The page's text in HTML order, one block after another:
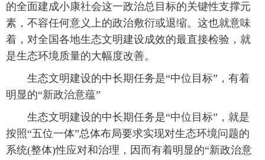
的全面建成小康社会这一政治总目标的关键性支撑元
素，不容任何意义上的政治敷衍或退缩。这也就意味
着，对全国各地生态文明建设成效的最直接检验，就
是生态环境质量的大幅度改善。
生态文明建设的中长期任务是“中位目标”，有着
明显的“新政治意蕴”
生态文明建设的中长期任务是“中位目标”，就是
按照“五位一体”总体布局要求实现对生态环境问题的
系统(整体)性应对和治理，因而有着明显的“新政治意